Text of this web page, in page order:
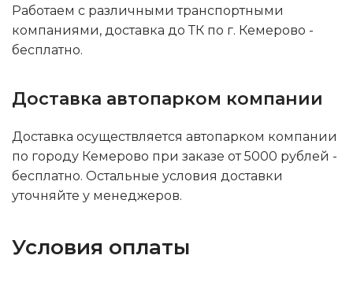
Работаем с различными транспортными
компаниями, доставка до ТК по г. Кемерово -
бесплатно.
Доставка автопарком компании
Доставка осуществляется автопарком компании
по городу Кемерово при заказе от 5000 рублей -
бесплатно. Остальные условия доставки
уточняйте у менеджеров.
Условия оплаты